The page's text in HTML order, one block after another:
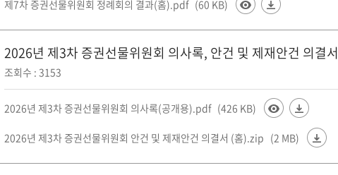
제7차 증권선물위원회 정례회의 결과(홈).pdf (60 KB)
2026년 제3차 증권선물위원회 의사록, 안건 및 제재안건 의결서
조회수 : 3153
2026년 제3차 증권선물위원회 의사록(공개용).pdf (426 KB)
2026년 제3차 증권선물위원회 안건 및 제재안건 의결서 (홈).zip (2 MB)